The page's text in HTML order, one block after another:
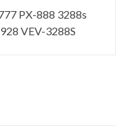
PX-888 3288s
VEV-3288S